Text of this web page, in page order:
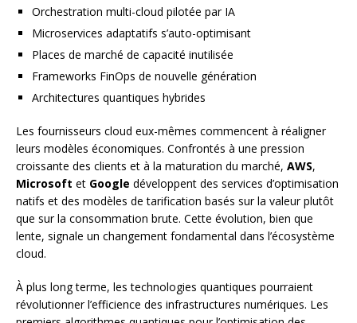
Orchestration multi-cloud pilotée par IA
Microservices adaptatifs s’auto-optimisant
Places de marché de capacité inutilisée
Frameworks FinOps de nouvelle génération
Architectures quantiques hybrides
Les fournisseurs cloud eux-mêmes commencent à réaligner
leurs modèles économiques. Confrontés à une pression
croissante des clients et à la maturation du marché, AWS,
Microsoft et Google développent des services d’optimisation
natifs et des modèles de tarification basés sur la valeur plutôt
que sur la consommation brute. Cette évolution, bien que
lente, signale un changement fondamental dans l’écosystème
cloud.
À plus long terme, les technologies quantiques pourraient
révolutionner l’efficience des infrastructures numériques. Les